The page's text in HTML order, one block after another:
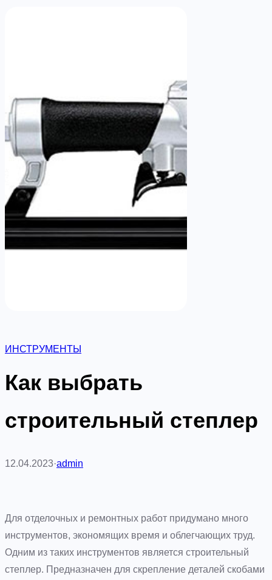
ИНСТРУМЕНТЫ
Как выбрать
строительный степлер
12.04.2023·admin
Для отделочных и ремонтных работ придумано много
инструментов, экономящих время и облегчающих труд.
Одним из таких инструментов является строительный
степлер. Предназначен для скрепление деталей скобами